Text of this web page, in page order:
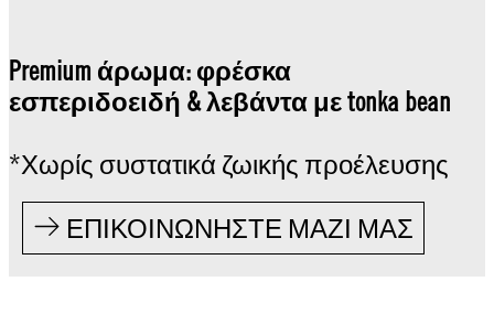
Premium άρωμα: φρέσκα
εσπεριδοειδή & λεβάντα με tonka bean
*Χωρίς συστατικά ζωικής προέλευσης
ΕΠΙΚΟΙΝΩΝΗΣΤΕ ΜΑΖΙ ΜΑΣ